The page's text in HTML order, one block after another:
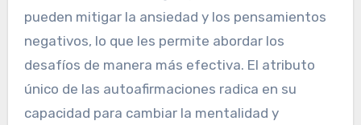
pueden mitigar la ansiedad y los pensamientos
negativos, lo que les permite abordar los
desafíos de manera más efectiva. El atributo
único de las autoafirmaciones radica en su
capacidad para cambiar la mentalidad y